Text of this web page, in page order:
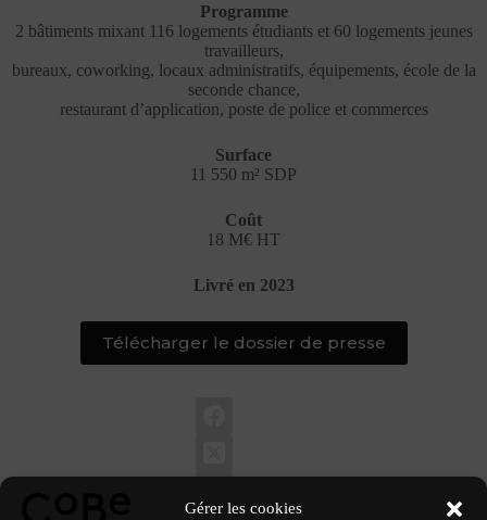
Gérer les cookies
Programme
2 bâtiments mixant 116 logements étudiants et 60 logements jeunes
travailleurs,
bureaux, coworking, locaux administratifs, équipements, école de la
seconde chance,
restaurant d’application, poste de police et commerces
Surface
11 550 m² SDP
Coût
18 M€ HT
Livré en 2023
Télécharger le dossier de presse